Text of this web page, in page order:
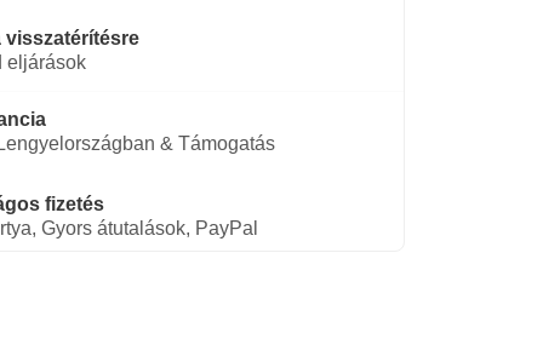
visszatérítésre
eljárások
& Támogatás
fizetés
Gyors átutalások, PayPal